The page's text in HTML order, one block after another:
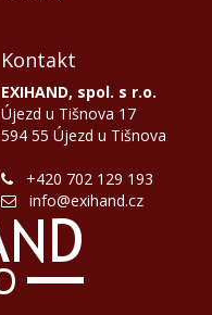
Kontakt
EXIHAND, spol. s r.o.
Újezd u Tišnova 17
594 55 Újezd u Tišnova
+420 702 129 193
info@exihand.cz